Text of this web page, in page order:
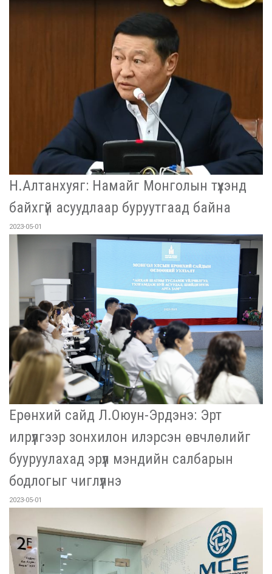
Н.Алтанхуяг: Намайг Монголын түүхэнд
байхгүй асуудлаар буруутгаад байна
2023-05-01
Ерөнхий сайд Л.Оюун-Эрдэнэ: Эрт
илрүүлгээр зонхилон илэрсэн өвчлөлийг
бууруулахад эрүүл мэндийн салбарын
бодлогыг чиглүүлнэ
2023-05-01